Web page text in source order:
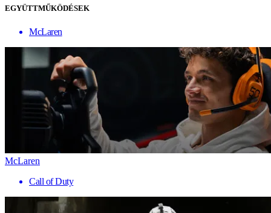
EGYÜTTMŰKÖDÉSEK
McLaren
McLaren
Call of Duty